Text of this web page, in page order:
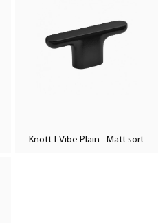
Knott T Vibe Plain - Matt sort